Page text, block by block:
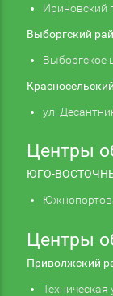
Ириновский
Выборгский
Выборгское
ул.
Центры
ЮГО-
Центры
Приволжский
Техническая